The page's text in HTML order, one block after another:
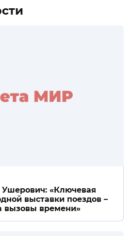
«Ключевая
выставки поездов –
вызовы времени»